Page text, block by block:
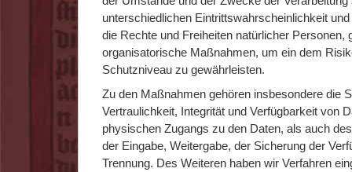
unterschiedlichen Eintrittswahrscheinlichkeit
die Rechte und Freiheiten natürlicher Personen,
organisatorische Maßnahmen, um ein dem
Schutzniveau zu gewährleisten.
Zu den Maßnahmen gehören insbesondere die
Vertraulichkeit, Integrität und Verfügbarkeit von
physischen Zugangs zu den Daten, als auch
der Eingabe, Weitergabe, der Sicherung der
Trennung. Des Weiteren haben wir Verfahren